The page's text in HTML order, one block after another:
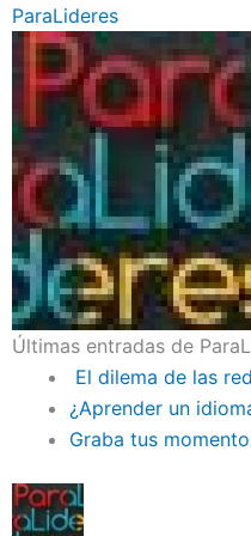
ParaLideres
Últimas entradas de
El dilema de las
¿Aprender un
Graba tus